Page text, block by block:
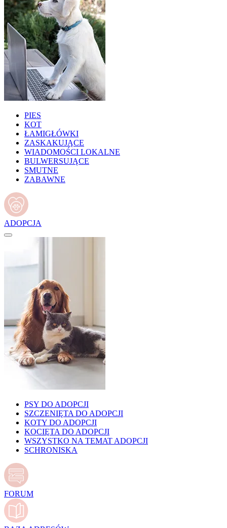
PIES
KOT
ŁAMIGŁÓWKI
ZASKAKUJĄCE
WIADOMOŚCI LOKALNE
BULWERSUJĄCE
SMUTNE
ZABAWNE
ADOPCJA
PSY DO ADOPCJI
SZCZENIĘTA DO ADOPCJI
KOTY DO ADOPCJI
KOCIĘTA DO ADOPCJI
WSZYSTKO NA TEMAT ADOPCJI
SCHRONISKA
FORUM